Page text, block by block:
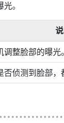
。
调整脸部的曝光。
否侦测到脸部，